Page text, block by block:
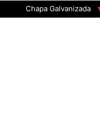
Chapa Galvanizada